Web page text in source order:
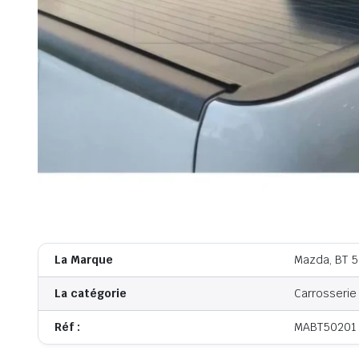
La Marque Mazda, BT
La catégorie Carrosserie
Réf : MABT50201